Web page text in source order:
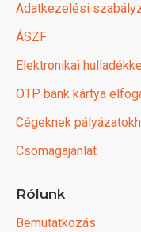
Adatkezelési
ÁSZF
Elektronikai
OTP bank kártya
Cégeknek
Csomagajánlat
Rólunk
Bemutatkozás